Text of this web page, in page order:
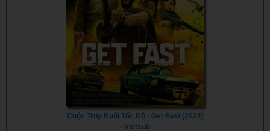
Cuộc Truy Đuổi Tốc Độ - Get Fast (2024)
- Vietsub